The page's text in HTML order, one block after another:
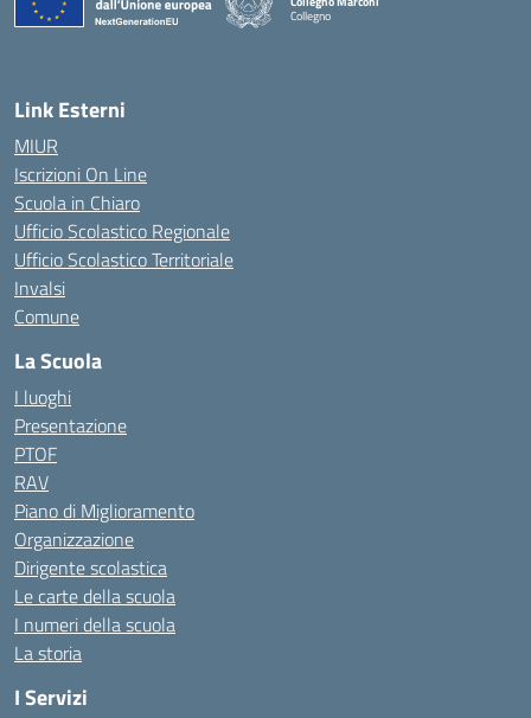
Collegno
Link Esterni
MIUR
Iscrizioni On Line
Scuola in Chiaro
Ufficio Scolastico Regionale
Ufficio Scolastico Territoriale
Invalsi
Comune
La Scuola
I luoghi
Presentazione
PTOF
RAV
Piano di Miglioramento
Organizzazione
Dirigente scolastica
Le carte della scuola
I numeri della scuola
La storia
I Servizi